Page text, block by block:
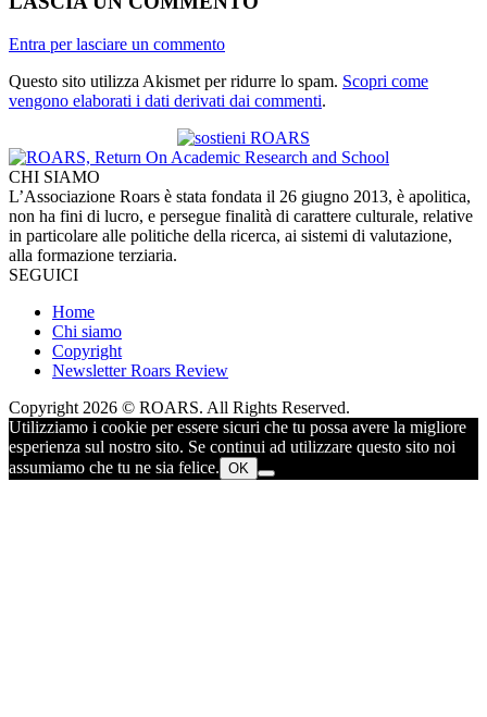
Entra per lasciare un commento
Questo sito utilizza Akismet per ridurre lo spam. Scopri come
vengono elaborati i dati derivati dai commenti.
CHI SIAMO
L’Associazione Roars è stata fondata il 26 giugno 2013, è apolitica,
non ha fini di lucro, e persegue finalità di carattere culturale, relative
in particolare alle politiche della ricerca, ai sistemi di valutazione,
alla formazione terziaria.
SEGUICI
Home
Chi siamo
Copyright
Newsletter Roars Review
Copyright 2026 © ROARS. All Rights Reserved.
Utilizziamo i cookie per essere sicuri che tu possa avere la migliore
esperienza sul nostro sito. Se continui ad utilizzare questo sito noi
assumiamo che tu ne sia felice. OK